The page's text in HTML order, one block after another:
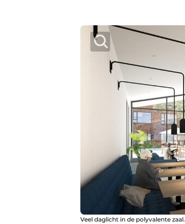
Veel daglicht in de polyvalente zaal.